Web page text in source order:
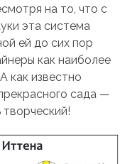
на то, что с
эта система
ей до сих пор
как наиболее
как известно
сада —